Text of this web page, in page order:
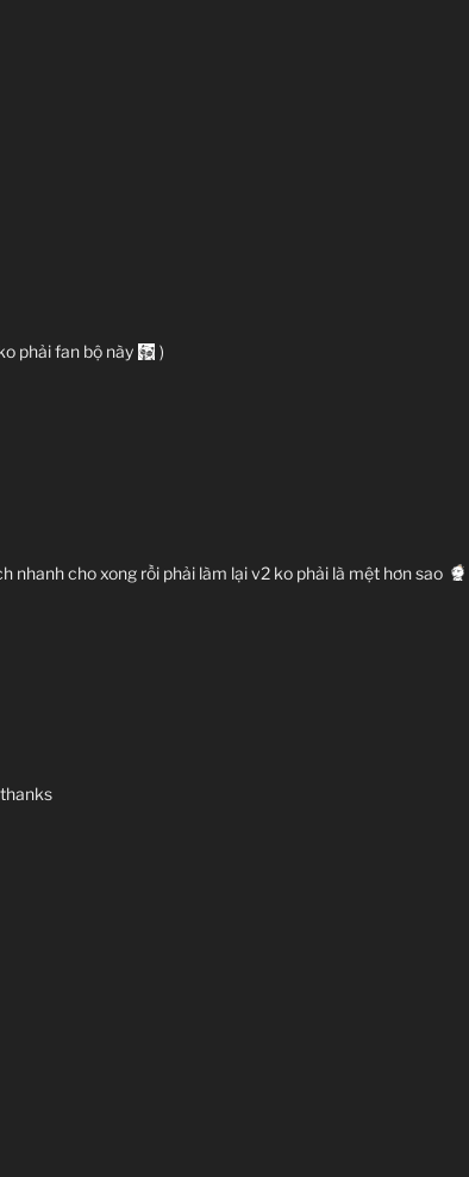
phải fan bộ này )
nhanh cho xong rồi phải làm lại v2 ko phải là mệt hơn sao
thanks